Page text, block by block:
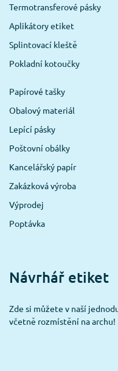
Termotransferové pásky
Aplikátory etiket
Splintovací kleště
Pokladní kotoučky
Papírové tašky
Obalový materiál
Lepící pásky
Poštovní obálky
Kancelářský papír
Zakázková výroba
Výprodej
Poptávka
Návrhář etiket
Zde si můžete v naší
včetně rozmístění na archu!